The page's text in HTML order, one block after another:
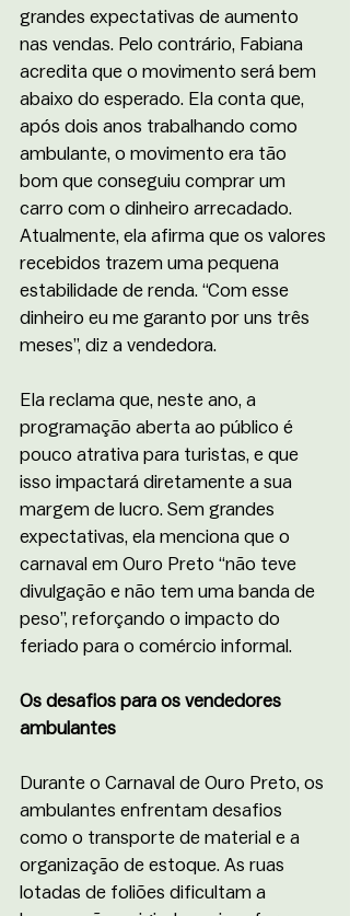
grandes expectativas de aumento
nas vendas. Pelo contrário, Fabiana
acredita que o movimento será bem
abaixo do esperado. Ela conta que,
após dois anos trabalhando como
ambulante, o movimento era tão
bom que conseguiu comprar um
carro com o dinheiro arrecadado.
Atualmente, ela afirma que os valores
recebidos trazem uma pequena
estabilidade de renda. “Com esse
dinheiro eu me garanto por uns três
meses”, diz a vendedora.
Ela reclama que, neste ano, a
programação aberta ao público é
pouco atrativa para turistas, e que
isso impactará diretamente a sua
margem de lucro. Sem grandes
expectativas, ela menciona que o
carnaval em Ouro Preto “não teve
divulgação e não tem uma banda de
peso”, reforçando o impacto do
feriado para o comércio informal.
Os desafios para os vendedores
ambulantes
Durante o Carnaval de Ouro Preto, os
ambulantes enfrentam desafios
como o transporte de material e a
organização de estoque. As ruas
lotadas de foliões dificultam a